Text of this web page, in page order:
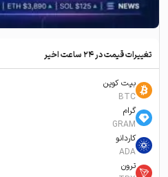
تغییرات قیمت در ۲۴ ساعت اخیر
بیت کوین
BTC
گرام
GRAM
کاردانو
ADA
ترون